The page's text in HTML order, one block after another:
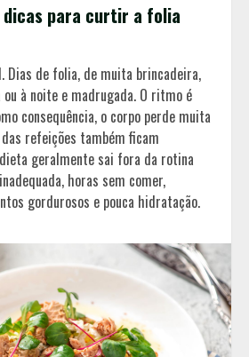
dicas para curtir a folia
Dias de folia, de muita brincadeira,
à noite e madrugada. O ritmo é
consequência, o corpo perde muita
refeições também ficam
geralmente sai fora da rotina
horas sem comer,
gordurosos e pouca hidratação.